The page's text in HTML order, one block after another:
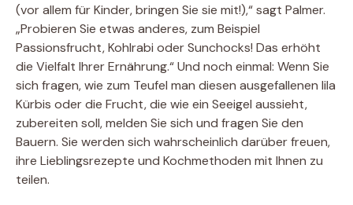
(vor allem für Kinder, bringen Sie sie mit!),“ sagt Palmer.
„Probieren Sie etwas anderes, zum Beispiel
Passionsfrucht, Kohlrabi oder Sunchocks! Das erhöht
die Vielfalt Ihrer Ernährung.“ Und noch einmal: Wenn Sie
sich fragen, wie zum Teufel man diesen ausgefallenen lila
Kürbis oder die Frucht, die wie ein Seeigel aussieht,
zubereiten soll, melden Sie sich und fragen Sie den
Bauern. Sie werden sich wahrscheinlich darüber freuen,
ihre Lieblingsrezepte und Kochmethoden mit Ihnen zu
teilen.